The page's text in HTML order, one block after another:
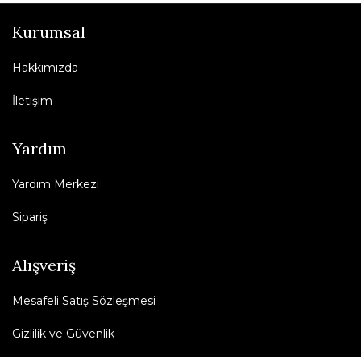
Kurumsal
Hakkımızda
İletişim
Yardım
Yardım Merkezi
Sipariş
Alışveriş
Mesafeli Satış Sözleşmesi
Gizlilik ve Güvenlik